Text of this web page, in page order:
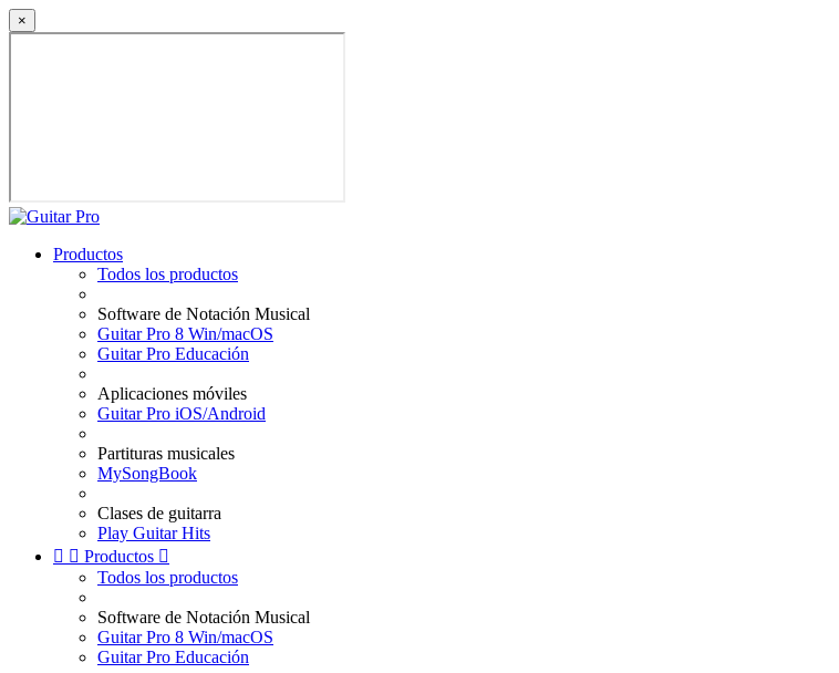
×
Productos
Todos los productos
Software de Notación Musical
Guitar Pro 8 Win/macOS
Guitar Pro Educación
Aplicaciones móviles
Guitar Pro iOS/Android
Partituras musicales
MySongBook
Clases de guitarra
Play Guitar Hits
  Productos 
Todos los productos
Software de Notación Musical
Guitar Pro 8 Win/macOS
Guitar Pro Educación